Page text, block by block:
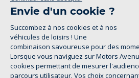
Motors Avenue Le Mans
Motors Avenue Rennes
Motors Avenue Tours